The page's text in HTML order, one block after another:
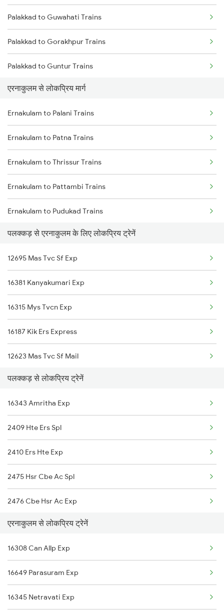
Ernakulam to Varkala Trains
Ernakulam to Erode Trains
Ernakulam to Coimbatore Trains
Palakkad to Guwahati Trains
Palakkad to Gorakhpur Trains
Palakkad to Guntur Trains
Palakkad to Gooty Trains
Palakkad to Haripad Trains
Palakkad to Hojai Trains
Palakkad to Hajipur Trains
Palakkad to Hosur Trains
Palakkad to Ranchi Trains
Palakkad to Kolkata Trains
Palakkad to Kadapa Trains
एरनाकुलम से लोकप्रिय मार्ग
Ernakulam to Palani Trains
Ernakulam to Patna Trains
Ernakulam to Thrissur Trains
Ernakulam to Pattambi Trains
Ernakulam to Pudukad Trains
Ernakulam to Pune Trains
Ernakulam to Piravam Road Trains
Ernakulam to Paravur Trains
Ernakulam to Koyilandy Trains
Ernakulam to Kollam Trains
Ernakulam to Raipur Trains
Ernakulam to Raichur Trains
पलक्कड़ से एरनाकुलम के लिए लोकप्रिय ट्रेनें
12695 Mas Tvc Sf Exp
16381 Kanyakumari Exp
16315 Mys Tvcn Exp
16187 Kik Ers Express
12623 Mas Tvc Sf Mail
16526 Kanyakumari Exp
22639 Alleppey Sf Exp
12511 Raptisagar Exp
13351 Dhn Alappuzha Ex
20629 Sabari Sf Expres
26651 Ers Vandebharat
22644 Pnbe Ers Exp
22504 Vivek Express
15608 Scl Tvc Express
12626 Kerala Express
पलक्कड़ से लोकप्रिय ट्रेनें
16343 Amritha Exp
2409 Hte Ers Spl
2410 Ers Hte Exp
2475 Hsr Cbe Ac Spl
2476 Cbe Hsr Ac Exp
2507 Tvc Scl Express
2508 Scl Tvc Special
2511 Festival Spl
2512 Kcvl Gkp Spl
एरनाकुलम से लोकप्रिय ट्रेनें
16308 Can Allp Exp
16649 Parasuram Exp
16345 Netravati Exp